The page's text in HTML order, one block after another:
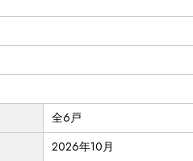
全6戸
2026年10月